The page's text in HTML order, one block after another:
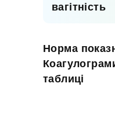
вагітність
Норма
таблиці